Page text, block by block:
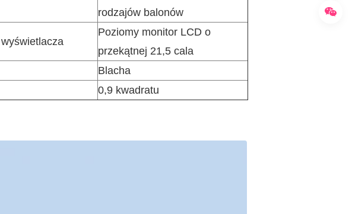
rodzajów balonów
Poziomy monitor LCD o
przekątnej 21,5 cala
Blacha
0,9 kwadratu